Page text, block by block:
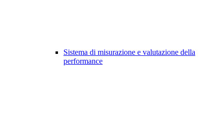
Sistema di misurazione e valutazione della
performance